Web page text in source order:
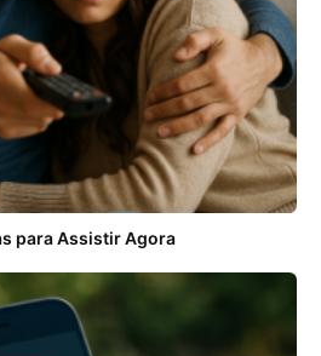
para Assistir Agora